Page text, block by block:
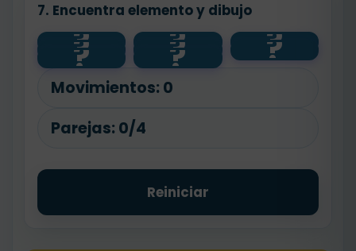
7. Encuentra elemento y dibujo
?
planta ?
agua ?
🧼
?
animal ?
💧 ?
salud
?
🐾 ?
🌱
Movimientos: 0
Parejas: 0/4
Reiniciar